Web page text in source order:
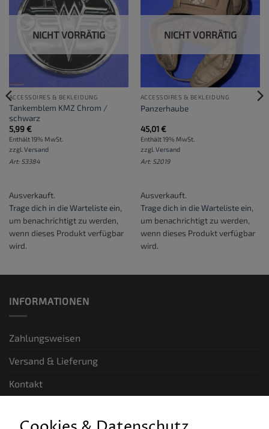
NICHT VORRÄTIG
ACCESSOIRES & BEKLEIDUNG
Tankemblem KMZ Chrom /
schwarz
5,99€
Enthält 19% MwSt.
zzgl. Versand
Art: S3384
Ausverkauft.
Trage dich in die Warteliste ein,
um benachrichtigt zu werden,
wenn dieses Produkt verfügbar
wird.
NICHT VORRÄTIG
ACCESSOIRES & BEKLEIDUNG
Panzerhaube
45,01€
Enthält 19% MwSt.
zzgl. Versand
Art: S2019
Ausverkauft.
Trage dich in die Warteliste ein,
um benachrichtigt zu werden,
wenn dieses Produkt verfügbar
wird.
INFORMATIONEN
Zahlungsweisen
Versand & Lieferung
Kontakt